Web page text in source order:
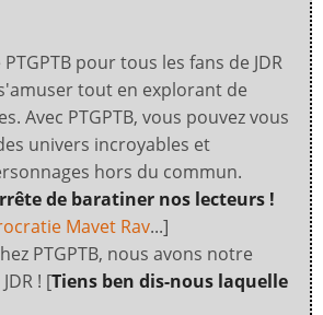
pour tous les fans de JDR
tout en explorant de
Avec PTGPTB, vous pouvez vous
univers incroyables et
hors du commun.
de baratiner nos lecteurs !
Mavet Rav...]
PTGPTB, nous avons notre
! [Tiens ben dis-nous laquelle